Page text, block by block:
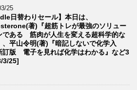
25
日替わりセール】本日は、
著)『超筋トレが最強のソリュー
である 筋肉が人生を変える超科学的な
、平山令明(著)『暗記しないで化学入
版 電子を見れば化学はわかる』など3
3/25]